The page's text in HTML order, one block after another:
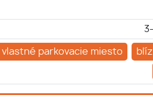
vlastné parkovacie miesto